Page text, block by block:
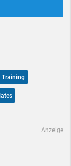
Training
Anzeige